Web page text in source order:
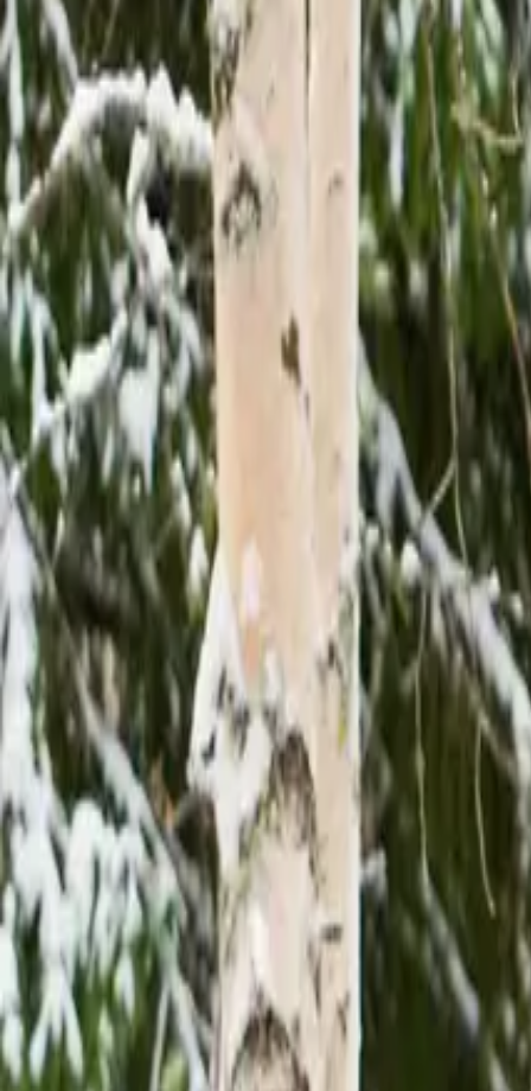
Aktivitäten
Unterkünfte
Services
Verleih von Winterkleidung
Gepäckaufbewahrung
Insider-GeschichtenÜber uns
de
en
English fi Suomi esEspañol Français Italiano de Deutsch
Meine Reise planen